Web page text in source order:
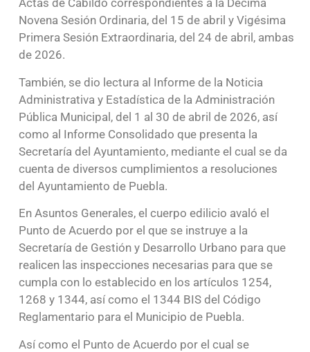
Actas de Cabildo correspondientes a la Décima
Novena Sesión Ordinaria, del 15 de abril y Vigésima
Primera Sesión Extraordinaria, del 24 de abril, ambas
de 2026.
También, se dio lectura al Informe de la Noticia
Administrativa y Estadística de la Administración
Pública Municipal, del 1 al 30 de abril de 2026, así
como al Informe Consolidado que presenta la
Secretaría del Ayuntamiento, mediante el cual se da
cuenta de diversos cumplimientos a resoluciones
del Ayuntamiento de Puebla.
En Asuntos Generales, el cuerpo edilicio avaló el
Punto de Acuerdo por el que se instruye a la
Secretaría de Gestión y Desarrollo Urbano para que
realicen las inspecciones necesarias para que se
cumpla con lo establecido en los artículos 1254,
1268 y 1344, así como el 1344 BIS del Código
Reglamentario para el Municipio de Puebla.
Así como el Punto de Acuerdo por el cual se